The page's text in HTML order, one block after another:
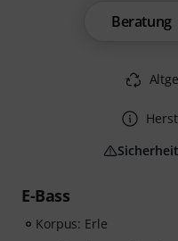
E-Bass
Korpus: Erle
Beratung